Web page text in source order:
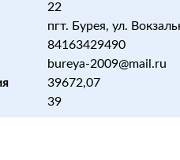
22
пгт. Бурея, ул.
84163429490
bureya-2009@mail.ru
39672,07
39